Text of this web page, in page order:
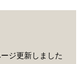
ジ更新しました